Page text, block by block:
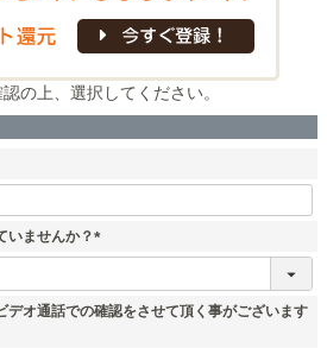
の上、選択してください。
いませんか？
(
須
デオ通話での確認をさせて頂く事がございます